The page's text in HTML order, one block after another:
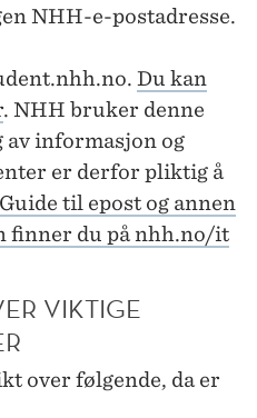
NHH-e-postadresse.
Du kan
. NHH bruker denne
av informasjon og
er derfor pliktig å
Guide til epost og annen
du på nhh.no/it
VIKTIGE
over følgende, da er